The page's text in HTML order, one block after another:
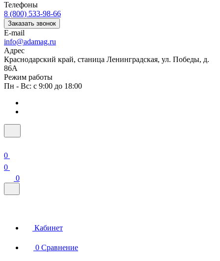
Телефоны
8 (800) 533-98-66
Заказать звонок
E-mail
info@adamag.ru
Адрес
Краснодарский край, станица Ленинградская, ул. Победы, д.
86А
Режим работы
Пн - Вс: с 9:00 до 18:00
0
0
0
Кабинет
0 Сравнение